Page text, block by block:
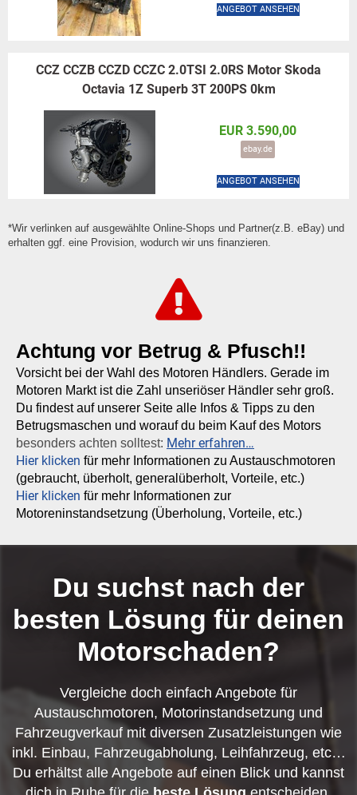
ANGEBOT ANSEHEN
CCZ CCZB CCZD CCZC 2.0TSI 2.0RS Motor Skoda
Octavia 1Z Superb 3T 200PS 0km
EUR 3.590,00
ebay.de
ANGEBOT ANSEHEN
*Wir verlinken auf ausgewählte Online-Shops und Partner(z.B. eBay) und
erhalten ggf. eine Provision, wodurch wir uns finanzieren.
Achtung vor Betrug & Pfusch!!
Vorsicht bei der Wahl des Motoren Händlers. Gerade im
Motoren Markt ist die Zahl unseriöser Händler sehr groß.
Du findest auf unserer Seite alle Infos & Tipps zu den
Betrugsmaschen und worauf du beim Kauf des Motors
besonders achten solltest: Mehr erfahren…
Hier klicken für mehr Informationen zu Austauschmotoren
(gebraucht, überholt, generalüberholt, Vorteile, etc.)
Hier klicken für mehr Informationen zur
Motoreninstandsetzung (Überholung, Vorteile, etc.)
Du suchst nach der
besten Lösung für deinen
Motorschaden?
Vergleiche doch einfach Angebote für
Austauschmotoren, Motorinstandsetzung und
Fahrzeugverkauf mit diversen Zusatzleistungen wie
inkl. Einbau, Fahrzeugabholung, Leihfahrzeug, etc…
Du erhältst alle Angebote auf einen Blick und kannst